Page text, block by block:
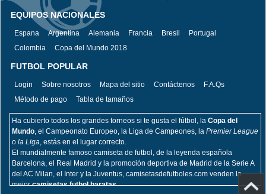
EQUIPOS NACIONALES
Espana Argentina Alemania Francia Bresil
Portugal
Colombia
Copa del Mundo 2018
FUTBOL POPULAR
Login Sobre nosotros Mapa del sitio Contáctenos
F.A.Qs
Método de pago
Tabla de tamaños
Ha cubierto todos los grandes torneos si te gusta el fútbol, la Copa del
Mundo, el Campeonato Europeo, la Liga de Campeones, la Premier League
o la Liga, estás en el lugar correcto.
El mundialmente famoso camiseta de futbol, de la leyenda española
Barcelona, el Real Madrid y la promoción deportiva de Madrid de la Serie A
del AC Milan, el Inter y la Juventus, camisetasdefutboles.com venden la
mejorcamisetas futbol baratas.